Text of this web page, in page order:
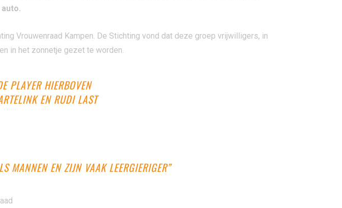
Vrouwenraad Kampen. De Stichting vond dat deze groep vrijwilligers, in
in het zonnetje gezet te worden.
PLAYER HIERBOVEN
EN RUDI LAST
MANNEN EN ZIJN VAAK LEERGIERIGER”